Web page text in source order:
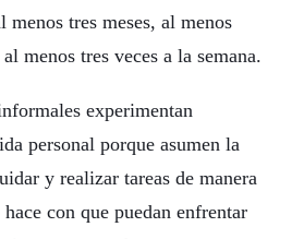
menos tres meses, al menos
menos tres veces a la semana.
experimentan
personal porque asumen la
y realizar tareas de manera
con que puedan enfrentar